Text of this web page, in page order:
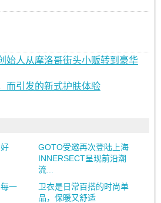
始人从摩洛哥街头小贩转到豪华
而引发的新式护肤体验
GOTO受邀再次登陆上海
INNERSECT呈现前沿潮
流...
一
卫衣是日常百搭的时尚单
品，保暖又舒适